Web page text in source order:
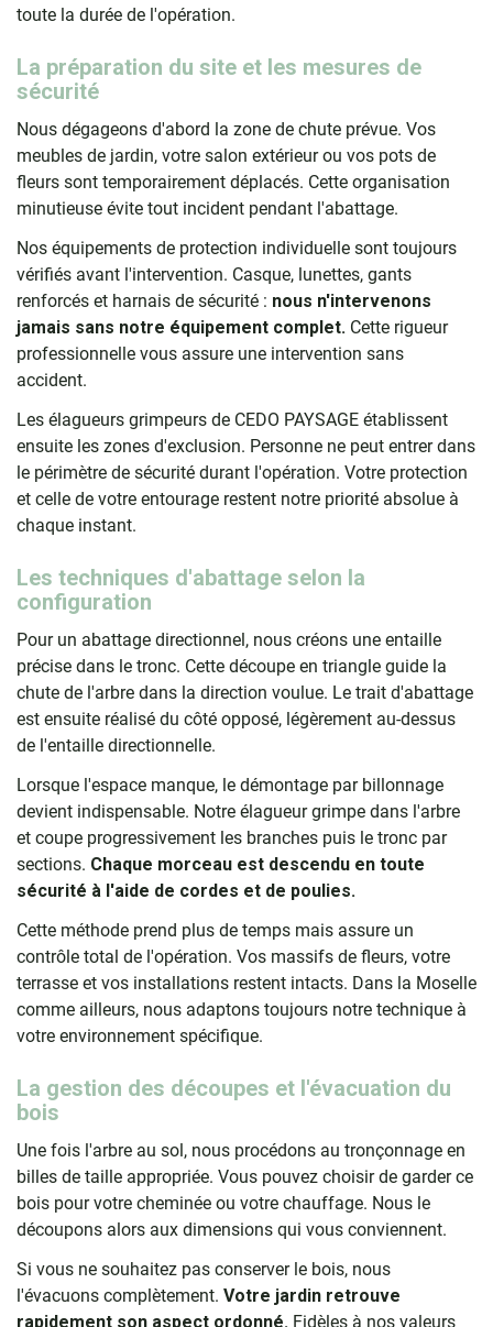
toute la durée de l'opération.
La préparation du site et les mesures de
sécurité
Nous dégageons d'abord la zone de chute prévue. Vos
meubles de jardin, votre salon extérieur ou vos pots de
fleurs sont temporairement déplacés. Cette organisation
minutieuse évite tout incident pendant l'abattage.
Nos équipements de protection individuelle sont toujours
vérifiés avant l'intervention. Casque, lunettes, gants
renforcés et harnais de sécurité : nous n'intervenons
jamais sans notre équipement complet. Cette rigueur
professionnelle vous assure une intervention sans
accident.
Les élagueurs grimpeurs de CEDO PAYSAGE établissent
ensuite les zones d'exclusion. Personne ne peut entrer dans
le périmètre de sécurité durant l'opération. Votre protection
et celle de votre entourage restent notre priorité absolue à
chaque instant.
Les techniques d'abattage selon la
configuration
Pour un abattage directionnel, nous créons une entaille
précise dans le tronc. Cette découpe en triangle guide la
chute de l'arbre dans la direction voulue. Le trait d'abattage
est ensuite réalisé du côté opposé, légèrement au-dessus
de l'entaille directionnelle.
Lorsque l'espace manque, le démontage par billonnage
devient indispensable. Notre élagueur grimpe dans l'arbre
et coupe progressivement les branches puis le tronc par
sections. Chaque morceau est descendu en toute
sécurité à l'aide de cordes et de poulies.
Cette méthode prend plus de temps mais assure un
contrôle total de l'opération. Vos massifs de fleurs, votre
terrasse et vos installations restent intacts. Dans la Moselle
comme ailleurs, nous adaptons toujours notre technique à
votre environnement spécifique.
La gestion des découpes et l'évacuation du
bois
Une fois l'arbre au sol, nous procédons au tronçonnage en
billes de taille appropriée. Vous pouvez choisir de garder ce
bois pour votre cheminée ou votre chauffage. Nous le
découpons alors aux dimensions qui vous conviennent.
Si vous ne souhaitez pas conserver le bois, nous
l'évacuons complètement. Votre jardin retrouve
rapidement son aspect ordonné. Fidèles à nos valeurs